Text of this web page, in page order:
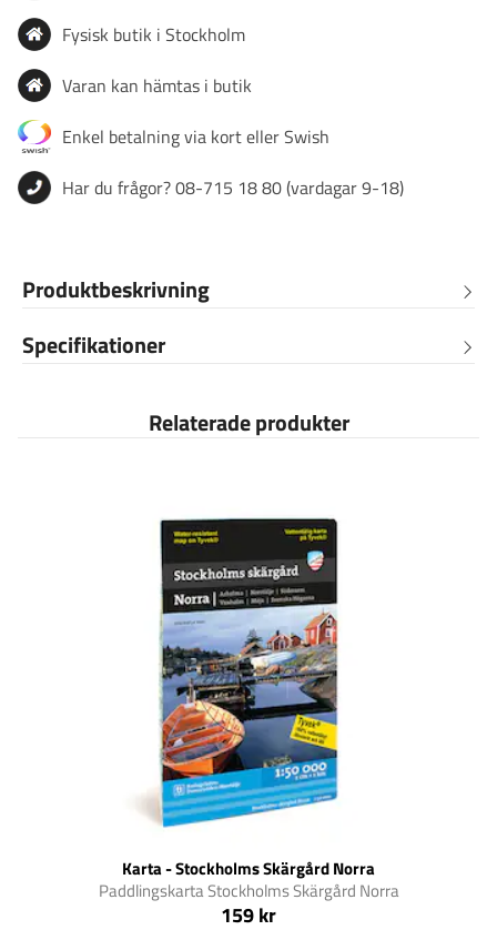
Fysisk butik i Stockholm
Varan kan hämtas i butik
Enkel betalning via kort eller Swish
Har du frågor? 08-715 18 80 (vardagar 9-18)
Produktbeskrivning
Specifikationer
Relaterade produkter
Karta - Stockholms Skärgård Norra
Paddlingskarta Stockholms Skärgård Norra
159 kr